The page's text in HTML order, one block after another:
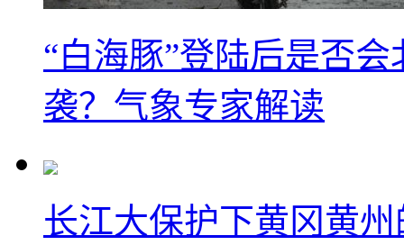
“白海豚”登陆后是否
袭？气象专家解读
长江大保护下黄冈黄